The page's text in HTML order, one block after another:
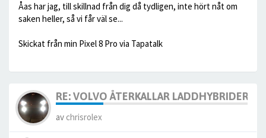
Åas har jag, till skillnad från dig då tydligen, inte hört nåt om
saken heller, så vi får väl se...
Skickat från min Pixel 8 Pro via Tapatalk
RE: VOLVO ÅTERKALLAR
av chrisrolex